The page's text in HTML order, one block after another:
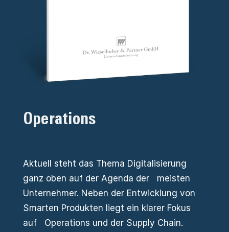
Operations
Aktuell steht das Thema Digitalisierung
ganz oben auf der Agenda der meisten
Unternehmer. Neben der Entwicklung von
Smarten Produkten liegt ein klarer Fokus
auf Operations und der Supply Chain.